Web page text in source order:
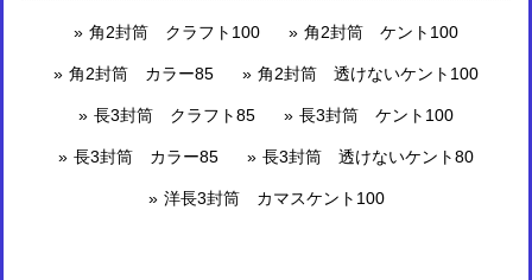
角2封筒 クラフト100 角2封筒 ケント100
角2封筒 カラー85 角2封筒 透けないケント100
長3封筒 クラフト85 長3封筒 ケント100
長3封筒 カラー85 長3封筒 透けないケント80
洋長3封筒 カマスケント100